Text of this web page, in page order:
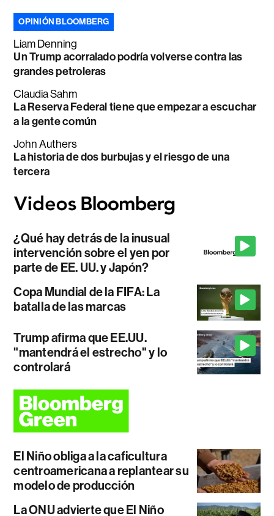
OPINIÓN BLOOMBERG
Liam Denning
Un Trump acorralado podría volverse contra las
grandes petroleras
Claudia Sahm
La Reserva Federal tiene que empezar a escuchar
a la gente común
John Authers
La historia de dos burbujas y el riesgo de una
tercera
¿Qué hay detrás de la inusual
intervención sobre el yen por
parte de EE. UU. y Japón?
Copa Mundial de la FIFA: La
batalla de las marcas
Trump afirma que EE.UU.
"mantendrá el estrecho" y lo
controlará
El Niño obliga a la caficultura
centroamericana a replantear su
modelo de producción
La ONU advierte que El Niño